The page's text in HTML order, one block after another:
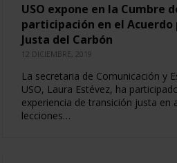
USO expone en la Cumbre
participación en el
Justa del Carbón
12 DICIEMBRE, 2019
La secretaria de Comunicación y
USO, Laura Estévez, ha
experiencia de transición justa en
lecciones…